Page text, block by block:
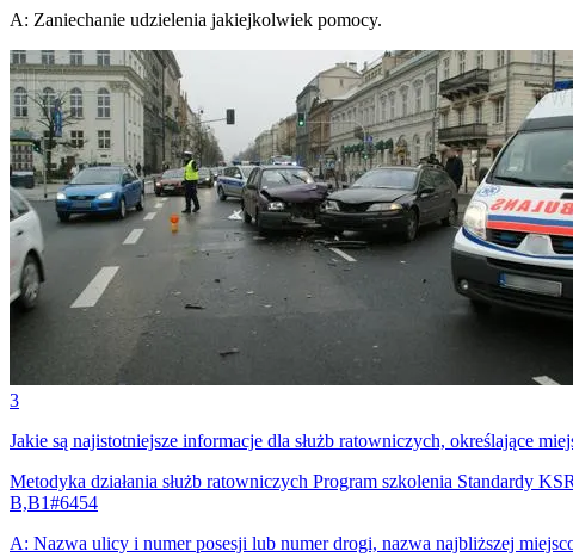
A: Zaniechanie udzielenia jakiejkolwiek pomocy.
3
Jakie są najistotniejsze informacje dla służb ratowniczych, określające
Metodyka działania służb ratowniczych Program szkolenia Standardy
B,B1#6454
A: Nazwa ulicy i numer posesji lub numer drogi, nazwa najbliższej